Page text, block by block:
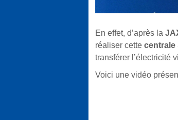
En effet, d’après la
réaliser cettecentrale
transférer l’électricité
Voici une vidéo